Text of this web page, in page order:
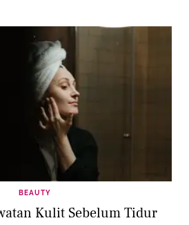
BEAUTY
Kulit Sebelum Tidur